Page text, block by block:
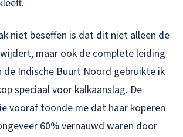
niet beseffen is dat dit niet alleen de
maar ook de complete leiding
de Indische Buurt Noord gebruikte ik
speciaal voor kalkaanslag. De
vooraf toonde me dat haar koperen
60% vernauwd waren door